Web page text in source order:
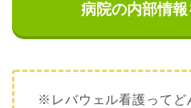
病院の内部情
※レバウェル看護って